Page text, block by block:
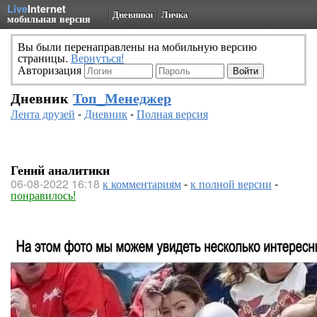
LiveInternet
мобильная версия Дневники Личка
Вы были перенаправлены на мобильную версию
страницы. Вернуться!
Авторизация
Дневник Топ_Менеджер
Лента друзей -Дневник-Полная версия
Гений аналитики
06-08-2022 16:18 к комментариям-к полной версии -
понравилось!